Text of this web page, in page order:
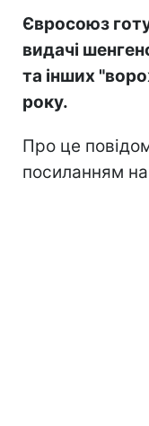
Євросоюз
видачі
та інших
року.
Про це
посиланням на